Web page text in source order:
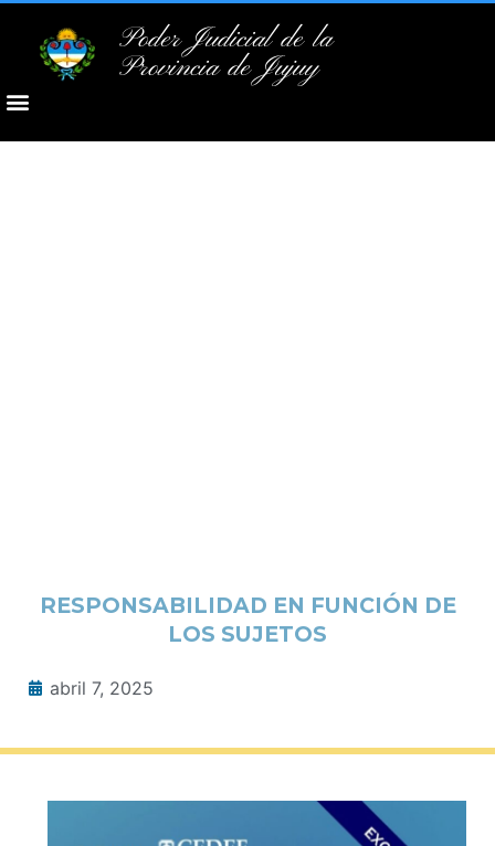
Poder Judicial de la
Provincia de Jujuy
RESPONSABILIDAD EN FUNCIÓN DE
LOS SUJETOS
abril 7, 2025